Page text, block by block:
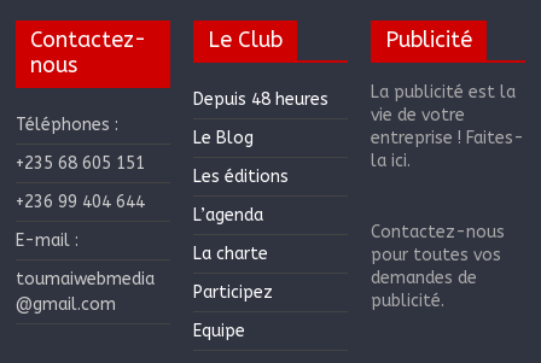
Contactez-
nous
Téléphones :
+235 68 605 151
+236 99 404 644
E-mail :
toumaiwebmedia
@gmail.com
Le Club
Depuis 48 heures
Le Blog
Les éditions
L’agenda
La charte
Participez
Equipe
Publicité
La publicité est la
vie de votre
entreprise ! Faites-
la ici.
Contactez-nous
pour toutes vos
demandes de
publicité.